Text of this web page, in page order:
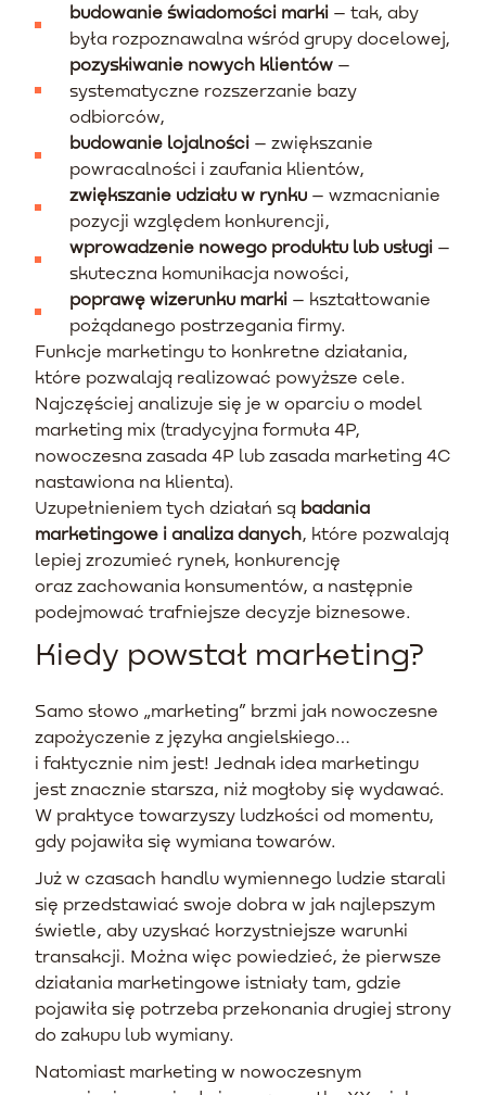
budowanie świadomości marki – tak, aby
była rozpoznawalna wśród grupy docelowej,
pozyskiwanie nowych klientów –
systematyczne rozszerzanie bazy
odbiorców,
budowanie lojalności – zwiększanie
powracalności i zaufania klientów,
zwiększanie udziału w rynku – wzmacnianie
pozycji względem konkurencji,
wprowadzenie nowego produktu lub usługi –
skuteczna komunikacja nowości,
poprawę wizerunku marki – kształtowanie
pożądanego postrzegania firmy.
Funkcje marketingu to konkretne działania,
które pozwalają realizować powyższe cele.
Najczęściej analizuje się je w oparciu o model
marketing mix (tradycyjna formuła 4P,
nowoczesna zasada 4P lub zasada marketing 4C
nastawiona na klienta).
Uzupełnieniem tych działań są badania
marketingowe i analiza danych, które pozwalają
lepiej zrozumieć rynek, konkurencję
oraz zachowania konsumentów, a następnie
podejmować trafniejsze decyzje biznesowe.
Kiedy powstał marketing?
Samo słowo „marketing” brzmi jak nowoczesne
zapożyczenie z języka angielskiego…
i faktycznie nim jest! Jednak idea marketingu
jest znacznie starsza, niż mogłoby się wydawać.
W praktyce towarzyszy ludzkości od momentu,
gdy pojawiła się wymiana towarów.
Już w czasach handlu wymiennego ludzie starali
się przedstawiać swoje dobra w jak najlepszym
świetle, aby uzyskać korzystniejsze warunki
transakcji. Można więc powiedzieć, że pierwsze
działania marketingowe istniały tam, gdzie
pojawiła się potrzeba przekonania drugiej strony
do zakupu lub wymiany.
Natomiast marketing w nowoczesnym